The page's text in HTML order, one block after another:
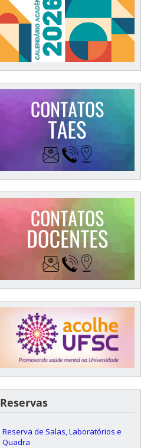
Reservas
Reserva de Salas, Laboratórios e
Quadra